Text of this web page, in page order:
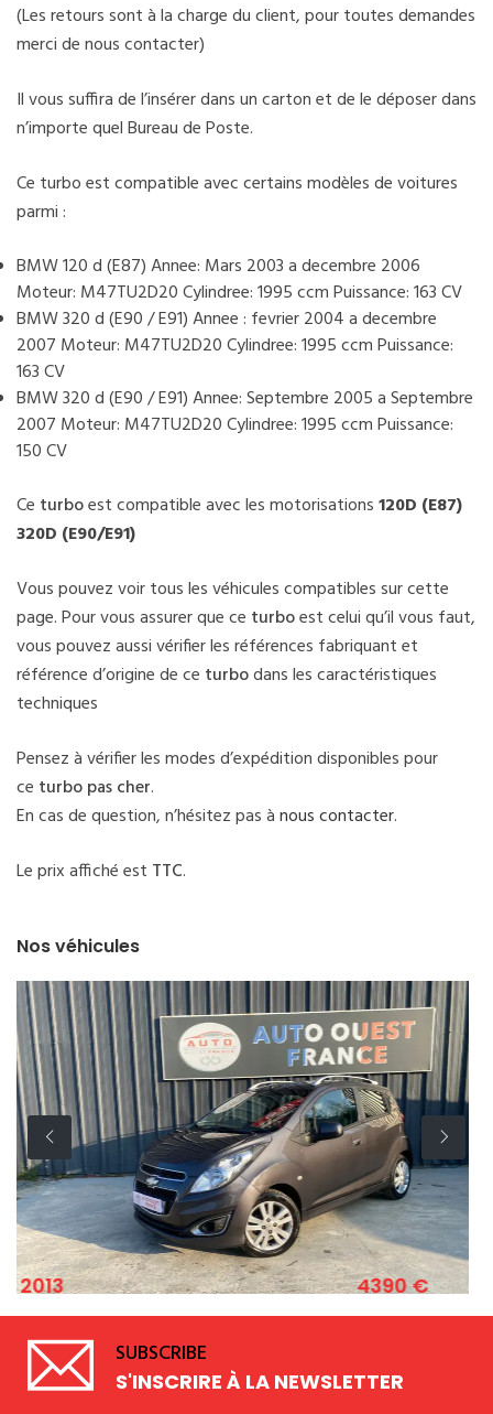
(Les retours sont à la charge du client, pour toutes demandes
merci de nous contacter)
Il vous suffira de l’insérer dans un carton et de le déposer dans
n’importe quel Bureau de Poste.
Ce turbo est compatible avec certains modèles de voitures
parmi :
BMW 120 d (E87) Annee: Mars 2003 a decembre 2006
Moteur: M47TU2D20 Cylindree: 1995 ccm Puissance: 163 CV
BMW 320 d (E90 / E91) Annee : fevrier 2004 a decembre
2007 Moteur: M47TU2D20 Cylindree: 1995 ccm Puissance:
163 CV
BMW 320 d (E90 / E91) Annee: Septembre 2005 a Septembre
2007 Moteur: M47TU2D20 Cylindree: 1995 ccm Puissance:
150 CV
Ce turboest compatible avec les motorisations120D (E87)
320D (E90/E91)
Vous pouvez voir tous les véhicules compatibles sur cette
page. Pour vous assurer que ce turboest celui qu’il vous faut,
vous pouvez aussi vérifier les références fabriquant et
référence d’origine de ce turbodans les caractéristiques
techniques
Pensez à vérifier les modes d’expédition disponibles pour
ce turbo pas cher.
En cas de question, n’hésitez pas ànous contacter.
Le prix affiché est TTC.
Nos véhicules
SPARK 1.2 ESSENCE 82 CV
4390 € 2011
SUBSCRIBE
S'INSCRIRE À LA NEWSLETTER